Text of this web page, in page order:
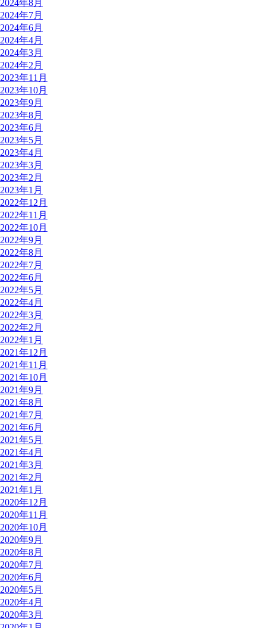
2024年8月
2024年7月
2024年6月
2024年4月
2024年3月
2024年2月
2023年11月
2023年10月
2023年9月
2023年8月
2023年6月
2023年5月
2023年4月
2023年3月
2023年2月
2023年1月
2022年12月
2022年11月
2022年10月
2022年9月
2022年8月
2022年7月
2022年6月
2022年5月
2022年4月
2022年3月
2022年2月
2022年1月
2021年12月
2021年11月
2021年10月
2021年9月
2021年8月
2021年7月
2021年6月
2021年5月
2021年4月
2021年3月
2021年2月
2021年1月
2020年12月
2020年11月
2020年10月
2020年9月
2020年8月
2020年7月
2020年6月
2020年5月
2020年4月
2020年3月